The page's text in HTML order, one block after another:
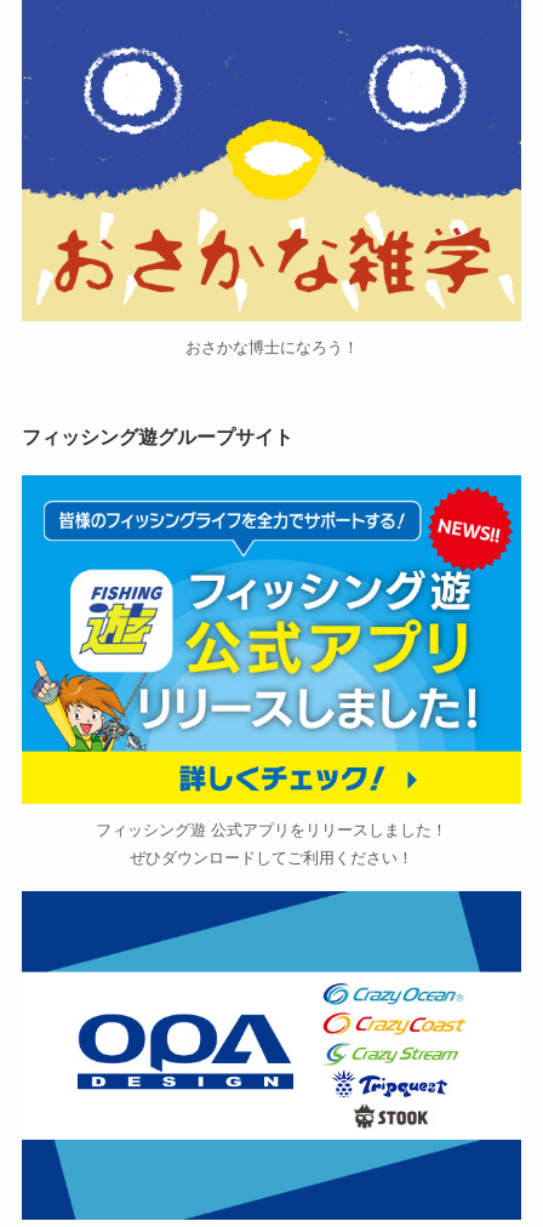
おさかな博士になろう！
フィッシング遊グループサイト
フィッシング遊 公式アプリをリリースしました！
ぜひダウンロードしてご利用ください！